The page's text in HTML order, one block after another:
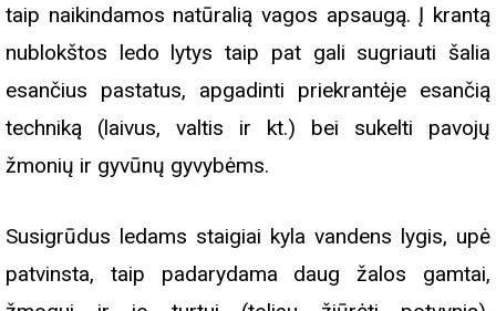
taip naikindamos natūralią vagos apsaugą. Į krantą
nublokštos ledo lytys taip pat gali sugriauti šalia
esančius pastatus, apgadinti priekrantėje esančią
techniką (laivus, valtis ir kt.) bei sukelti pavojų
žmonių ir gyvūnų gyvybėms.
Susigrūdus ledams staigiai kyla vandens lygis, upė
patvinsta, taip padarydama daug žalos gamtai,